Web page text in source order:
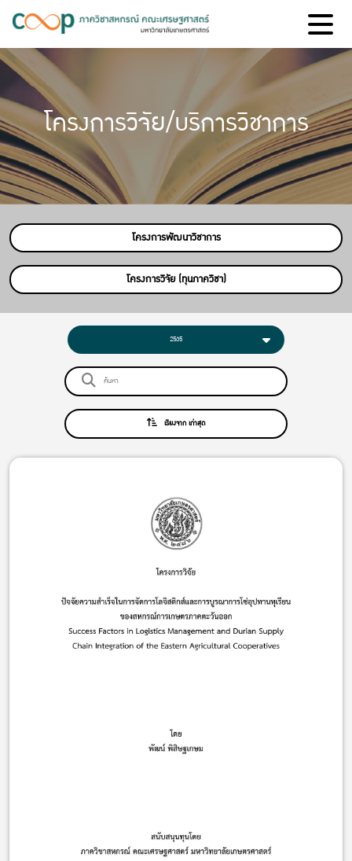
โครงการวิจัย/บริการวิชาการ
โครงการพัฒนาวิชาการ
โครงการวิจัย (ทุนภาควิชา)
2565
เรียงจาก เก่าสุด